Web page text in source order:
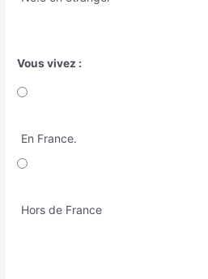
Vous vivez :
En France.
Hors de France